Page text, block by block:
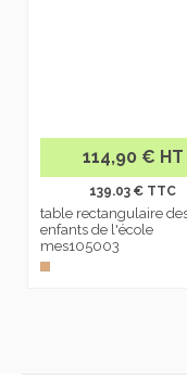
114,90 € HT
139.03 € TTC
table rectangulaire
enfants de l'école
mes105003